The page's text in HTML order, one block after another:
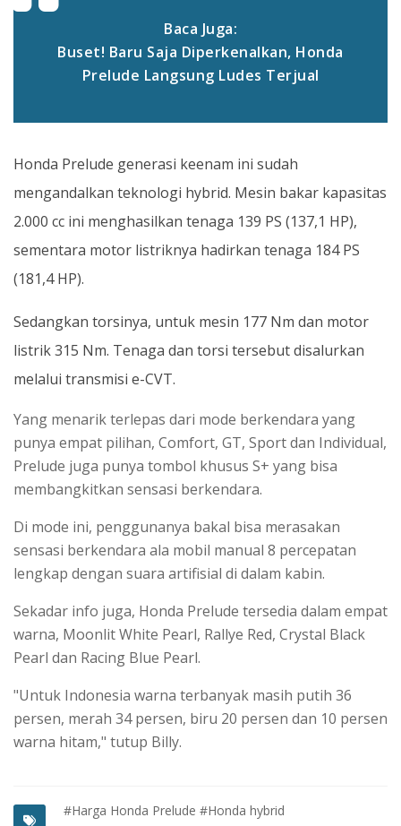
Baca Juga:
Buset! Baru Saja Diperkenalkan, Honda
Prelude Langsung Ludes Terjual
Honda Prelude generasi keenam ini sudah
mengandalkan teknologi hybrid. Mesin bakar kapasitas
2.000 cc ini menghasilkan tenaga 139 PS (137,1 HP),
sementara motor listriknya hadirkan tenaga 184 PS
(181,4 HP).
Sedangkan torsinya, untuk mesin 177 Nm dan motor
listrik 315 Nm. Tenaga dan torsi tersebut disalurkan
melalui transmisi e-CVT.
Yang menarik terlepas dari mode berkendara yang
punya empat pilihan, Comfort, GT, Sport dan Individual,
Prelude juga punya tombol khusus S+ yang bisa
membangkitkan sensasi berkendara.
Di mode ini, penggunanya bakal bisa merasakan
sensasi berkendara ala mobil manual 8 percepatan
lengkap dengan suara artifisial di dalam kabin.
Sekadar info juga, Honda Prelude tersedia dalam empat
warna, Moonlit White Pearl, Rallye Red, Crystal Black
Pearl dan Racing Blue Pearl.
"Untuk Indonesia warna terbanyak masih putih 36
persen, merah 34 persen, biru 20 persen dan 10 persen
warna hitam," tutup Billy.
#Harga Honda Prelude #Honda hybrid